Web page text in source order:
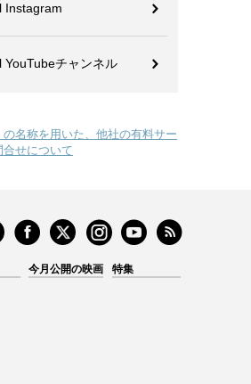
Instagram
YouTubeチャンネル
の名称を用いた、他社の有料サー
合せについて
今月公開の映画 特集